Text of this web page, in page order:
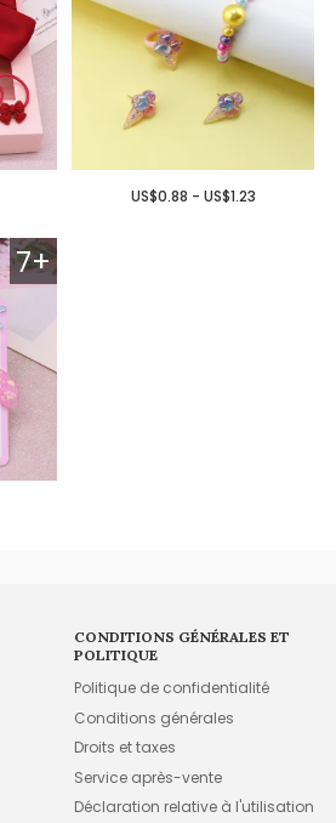
US$0.88 - US$1.23
7+
CONDITIONS GÉNÉRALES ET
POLITIQUE
Politique de confidentialité
Conditions générales
Droits et taxes
Service après-vente
Déclaration relative à l'utilisation